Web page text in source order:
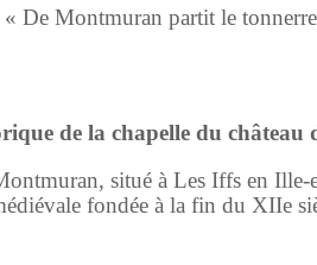
« De Montmuran partit le
de la chapelle du château
situé à Les Iffs en
fondée à la fin du XIIe